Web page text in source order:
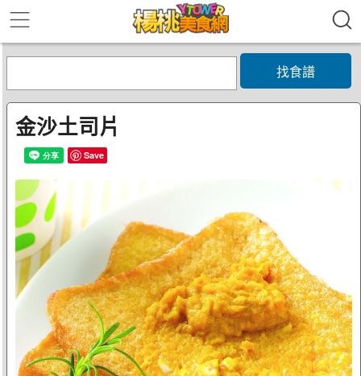
找食譜
金沙土司片
Save